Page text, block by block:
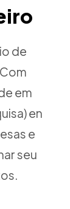
de
em
en
e
seu